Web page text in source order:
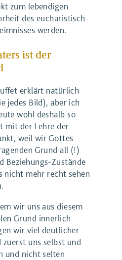
zum lebendigen
des eucharistisch-
werden.
ist der
erklärt natürlich
jedes Bild), aber ich
wohl deshalb so
mit der Lehre der
weil wir Gottes
Grund all (!)
Beziehungs-Zustände
nicht mehr recht sehen
wir uns aus diesem
Grund innerlich
wir viel deutlicher
uns selbst und
und nicht selten